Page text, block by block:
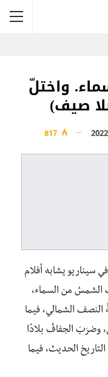
واختلّ
صيف)
في سيناريو يشابه أفلام
الشمسُ من السماء،
الشمالي، فيما
وضرَبَ الجفافُ بلادًا
الحديث، فيما